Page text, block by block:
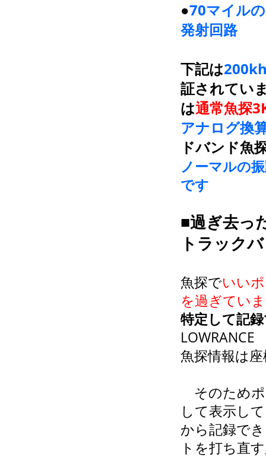
●70マイル
発射回路
下記は
証されてい
は通常魚探
アナログ換
ドバンド魚
ノーマルの
です
■過ぎ去っ
トラック
魚探でいい
を過ぎてい
特定して記
魚探情報は
そのため
して表示し
から記録で
トを打ち直